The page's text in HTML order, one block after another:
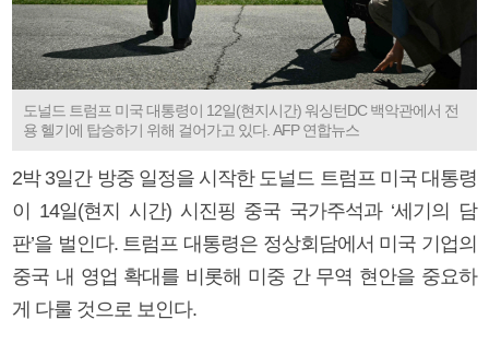
도널드 트럼프 미국 대통령이 12일(현지시간) 워싱턴DC 백악관에서 전
용 헬기에 탑승하기 위해 걸어가고 있다. AFP 연합뉴스
2박 3일간 방중 일정을 시작한 도널드 트럼프 미국 대통령
이 14일(현지 시간) 시진핑 중국 국가주석과 ‘세기의 담
판’을 벌인다. 트럼프 대통령은 정상회담에서 미국 기업의
중국 내 영업 확대를 비롯해 미중 간 무역 현안을 중요하
게 다룰 것으로 보인다.